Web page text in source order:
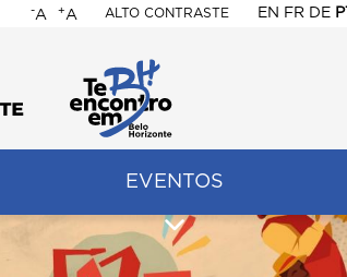
-A +A ALTO CONTRASTE EN FR DE PT
EVENTOS